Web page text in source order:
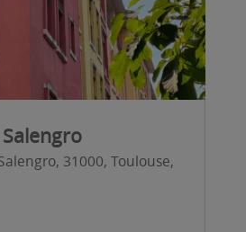
31000, Toulouse,